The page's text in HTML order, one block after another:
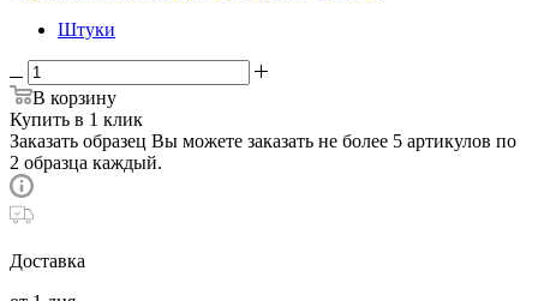
Штуки
В корзину
Купить в 1 клик
Заказать образец Вы можете заказать не более 5 артикулов по
2 образца каждый.
Доставка